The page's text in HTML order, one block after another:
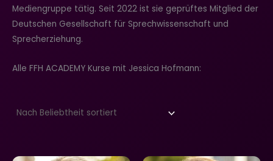
Mediengruppe tätig. Seit 2022 ist sie geprüftes Mitglied der
Deutschen Gesellschaft für Sprechwissenschaft und
Sprecherziehung.
Alle FFH ACADEMY Kurse mit Jessica Hofmann: